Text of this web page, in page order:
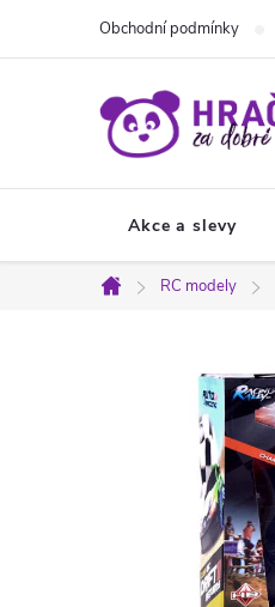
Obchodní podmínky
Akce a slevy
Domů
RC modely